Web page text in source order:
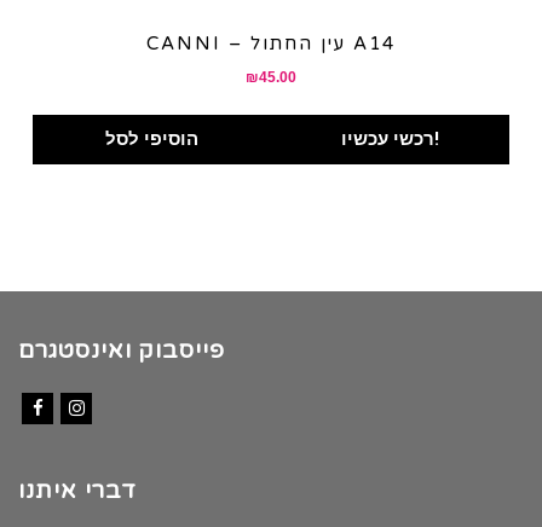
CANNI – עין החתול A14
₪45.00
הוסיפי לסל רכשי עכשיו!
פייסבוק ואינסטגרם
דברי איתנו